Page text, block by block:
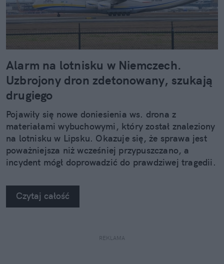
Alarm na lotnisku w Niemczech.
Uzbrojony dron zdetonowany, szukają
drugiego
Pojawiły się nowe doniesienia ws. drona z
materiałami wybuchowymi, który został znaleziony
na lotnisku w Lipsku. Okazuje się, że sprawa jest
poważniejsza niż wcześniej przypuszczano, a
incydent mógł doprowadzić do prawdziwej tragedii.
Czytaj całość
REKLAMA